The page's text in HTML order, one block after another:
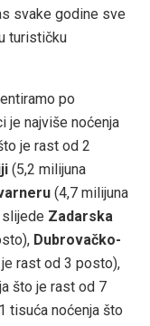
svake godine sve
turističku
po
je najviše noćenja
je rast od 2
(5,2 milijuna
(4,7 milijuna
Zadarska
Dubrovačko-
rast od 3 posto),
što je rast od 7
tisuća noćenja što